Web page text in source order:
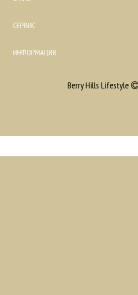
СЕРВИС
ИНФОРМАЦИЯ
Berry Hills Lifestyle